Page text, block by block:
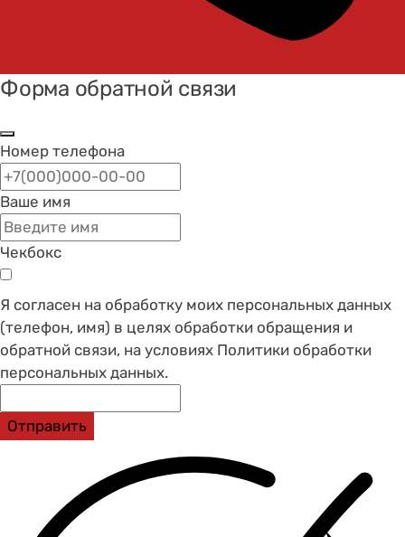
Форма обратной связи
Номер телефона
Ваше имя
Чекбокс
Я согласен на обработку моих персональных данных
(телефон, имя) в целях обработки обращения и
обратной связи, на условиях Политики обработки
персональных данных.
Отправить